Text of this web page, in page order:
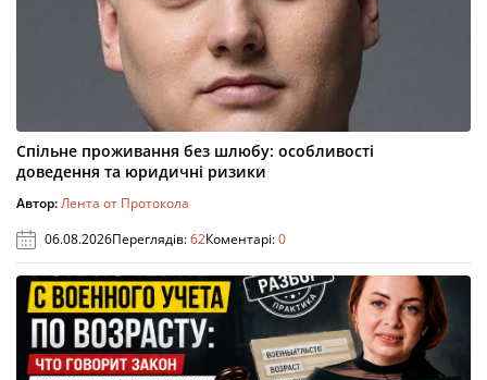
Спільне проживання без шлюбу: особливості
доведення та юридичні ризики
Автор:Лента от Протокола
06.08.2026Переглядів:62Коментарі:0